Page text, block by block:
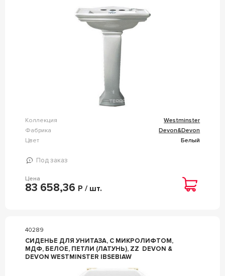
Коллекция
Westminster
Фабрика
Devon&Devon
Цвет
Белый
Под заказ
Цена
83 658,36 Р / шт.
40289
СИДЕНЬЕ ДЛЯ УНИТАЗА, С МИКРОЛИФТОМ,
МДФ, БЕЛОЕ, ПЕТЛИ (ЛАТУНЬ), ZZ DEVON &
DEVON WESTMINSTER IBSEBIAW